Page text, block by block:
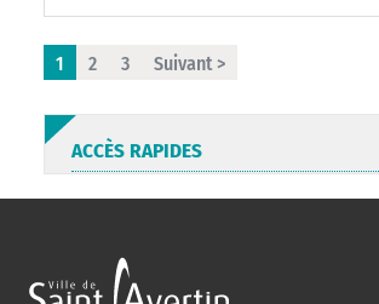
1 2 3 Suivant >
ACCÈS RAPIDES